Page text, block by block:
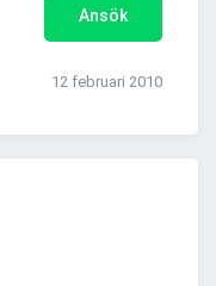
Ansök
12 februari 2010